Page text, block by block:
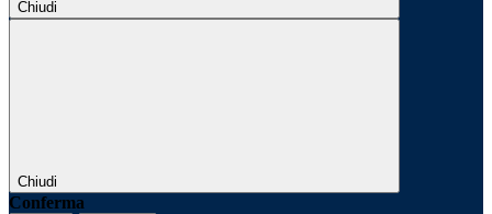
Chiudi
Chiudi
Conferma